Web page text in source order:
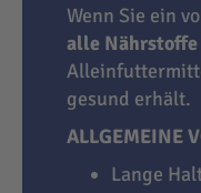
Wenn Sie ein
alle
gesund erhält.
ALLGEMEINE
Lange